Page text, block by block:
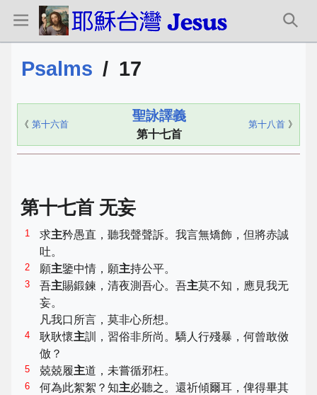
Psalms / 17
《 第十六首
聖詠譯義
第十七首
第十八首 》
第十七首 无妄
1 求主矜愚直，聽我聲聲訴。我言無矯飾，但將赤誠
吐。
2 願主鑒中情，願主持公平。
3 吾主賜鍛鍊，清夜測吾心。吾主莫不知，應見我无
妄。
凡我口所言，莫非心所想。
4 耿耿懷主訓，習俗非所尚。驕人行殘暴，何曾敢傚
倣？
5 兢兢履主道，未嘗循邪枉。
6 何為此絮絮？知主必聽之。還祈傾爾耳，俾得畢其